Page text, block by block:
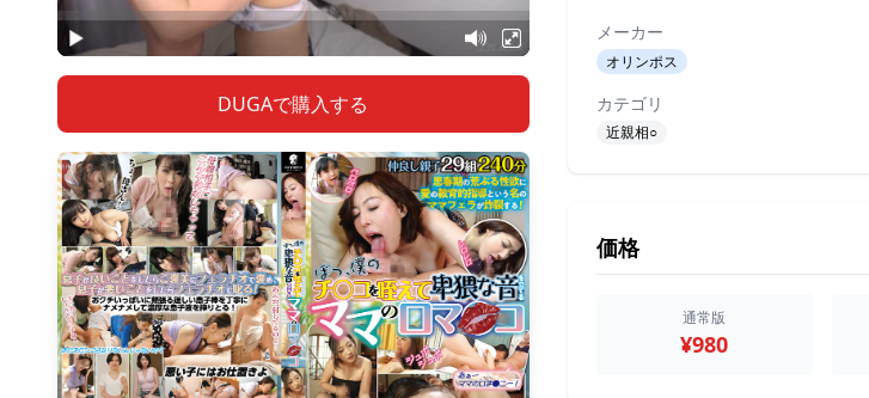
DUGAで購入する
メーカー
オリンポス
カテゴリ
近親相○
価格
通常版
¥980